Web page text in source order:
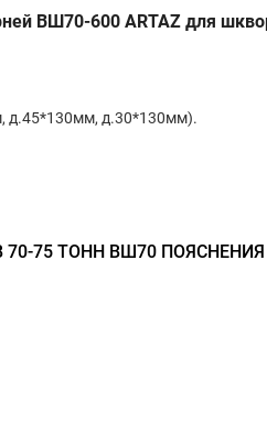
ВШ70-600 ARTAZ для
д.45*130мм, д.30*130мм).
70-75 ТОНН ВШ70